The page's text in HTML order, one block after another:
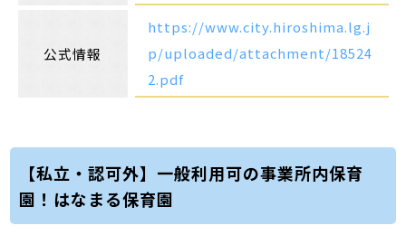
公式情報
https://www.city.hiroshima.lg.j
p/uploaded/attachment/18524
2.pdf
【私立・認可外】一般利用可の事業所内保育
園！はなまる保育園